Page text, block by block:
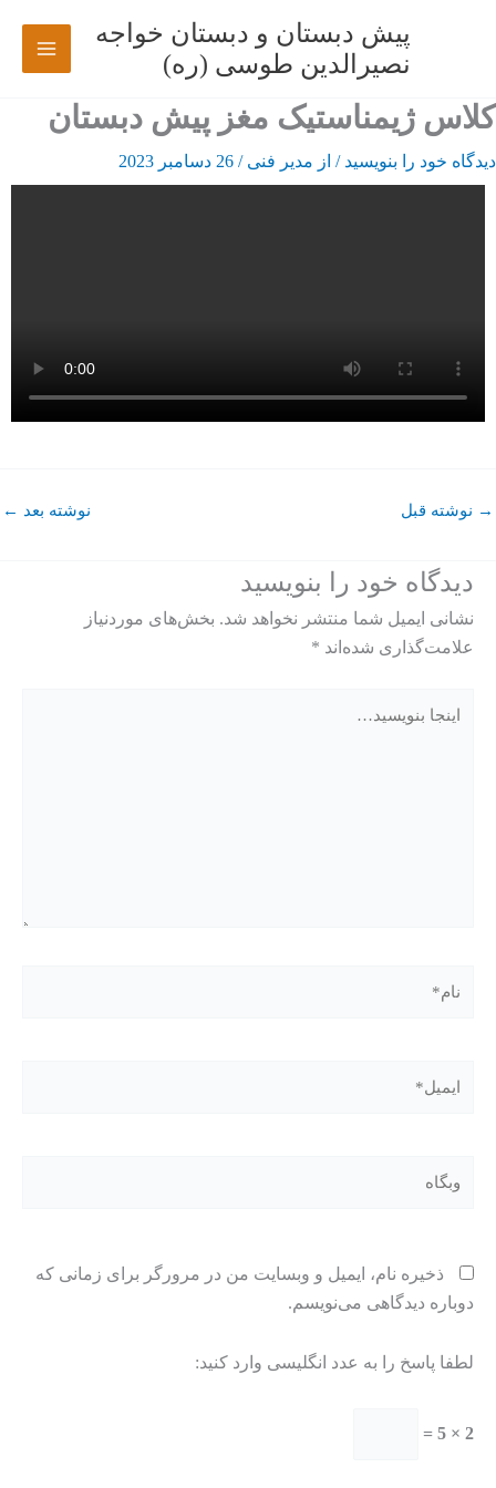
پیش دبستان و دبستان خواجه
نصیرالدین طوسی (ره)
کلاس ژیمناستیک مغز پیش دبستان
دیدگاه‌ خود را بنویسید / از مدیر فنی/ 26 دسامبر 2023
→ نوشته قبل نوشته بعد ←
دیدگاه‌ خود را بنویسید
نشانی ایمیل شما منتشر نخواهد شد. بخش‌های موردنیاز
علامت‌گذاری شده‌اند *
بنویسید…
ذخیره نام، ایمیل و وبسایت من در مرورگر برای زمانی که
دوباره دیدگاهی می‌نویسم.
لطفا پاسخ را به عدد انگلیسی وارد کنید:
2 × 5 =